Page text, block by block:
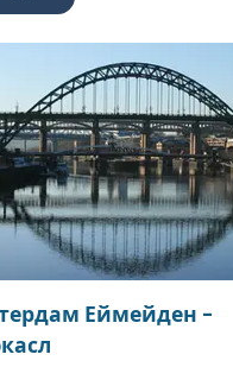
Еймейден -